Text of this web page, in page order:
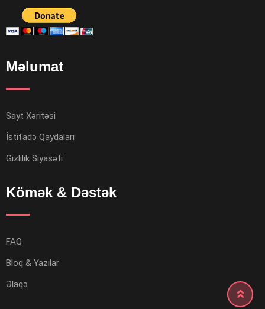
Məlumat
Sayt Xəritəsi
İstifadə Qaydaları
Gizlilik Siyasəti
Kömək & Dəstək
FAQ
Bloq & Yazılar
Əlaqə